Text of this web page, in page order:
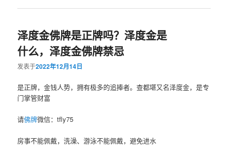
泽度金佛牌是正牌吗？泽度金是
什么，泽度金佛牌禁忌
发表于2022年12月14日
是正牌，金钱人势，拥有极多的追捧者。查都堪又名泽度金，是专
门掌管财富
请佛牌微信：tfly75
房事不能佩戴，洗澡、游泳不能佩戴，避免进水